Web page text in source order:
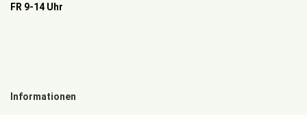
FR 9-14 Uhr
Informationen